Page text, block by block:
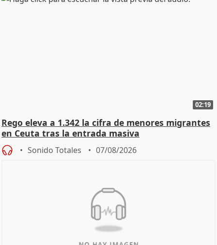
02:19
Rego eleva a 1.342 la cifra de menores migrantes
en Ceuta tras la entrada masiva
Sonido Totales 07/08/2026